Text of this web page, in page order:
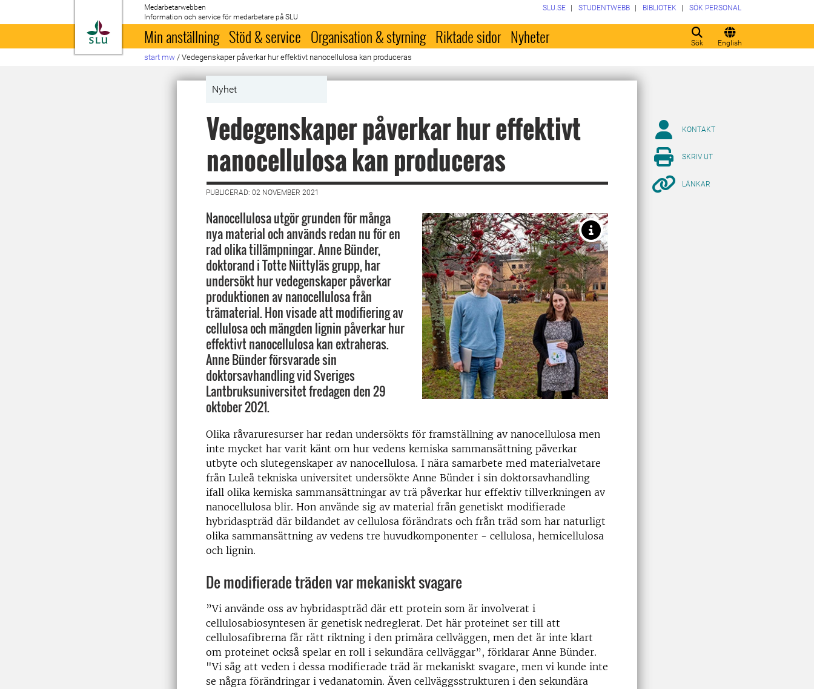
Till startsida
Medarbetarwebben
Information och service för medarbetare på SLU
Sök English
SLU.SE STUDENTWEBB BIBLIOTEK SÖK PERSONAL
Min anställning Stöd & service Organisation & styrning Riktade sidor Nyheter
start mw / Vedegenskaper påverkar hur effektivt nanocellulosa kan produceras
Nyhet
Vedegenskaper påverkar hur effektivt
nanocellulosa kan produceras
PUBLICERAD: 02 NOVEMBER 2021
Nanocellulosa utgör grunden för många
nya material och används redan nu för en
rad olika tillämpningar. Anne Bünder,
doktorand i Totte Niittyläs grupp, har
undersökt hur vedegenskaper påverkar
produktionen av nanocellulosa från
trämaterial. Hon visade att modifiering av
cellulosa och mängden lignin påverkar hur
effektivt nanocellulosa kan extraheras.
Anne Bünder försvarade sin
doktorsavhandling vid Sveriges
Lantbruksuniversitet fredagen den 29
oktober 2021.
Olika råvaruresurser har redan undersökts för framställning av nanocellulosa men
inte mycket har varit känt om hur vedens kemiska sammansättning påverkar
utbyte och slutegenskaper av nanocellulosa. I nära samarbete med materialvetare
från Luleå tekniska universitet undersökte Anne Bünder i sin doktorsavhandling
ifall olika kemiska sammansättningar av trä påverkar hur effektiv tillverkningen av
nanocellulosa blir. Hon använde sig av material från genetiskt modifierade
hybridaspträd där bildandet av cellulosa förändrats och från träd som har naturligt
olika sammansättning av vedens tre huvudkomponenter - cellulosa, hemicellulosa
och lignin.
De modifierade träden var mekaniskt svagare
”Vi använde oss av hybridaspträd där ett protein som är involverat i
cellulosabiosyntesen är genetisk nedreglerat. Det här proteinet ser till att
cellulosafibrerna får rätt riktning i den primära cellväggen, men det är inte klart
om proteinet också spelar en roll i sekundära cellväggar”, förklarar Anne Bünder.
"Vi såg att veden i dessa modifierade träd är mekaniskt svagare, men vi kunde inte
se några förändringar i vedanatomin. Även cellväggsstrukturen i den sekundära
KONTAKT
SKRIV UT
LÄNKAR